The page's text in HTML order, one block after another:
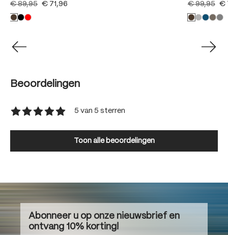
€ 89,95 € 71,96 € 99,95 €
Beoordelingen
5 van 5 sterren
Toon alle beoordelingen
Abonneer u op onze nieuwsbrief en
ontvang 10% korting!